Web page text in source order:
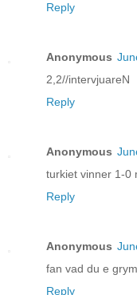
Reply
Anonymous
2,2//intervjuareN
Reply
Anonymous
turkiet vinner 1-0
Reply
Anonymous
fan vad du e
Reply